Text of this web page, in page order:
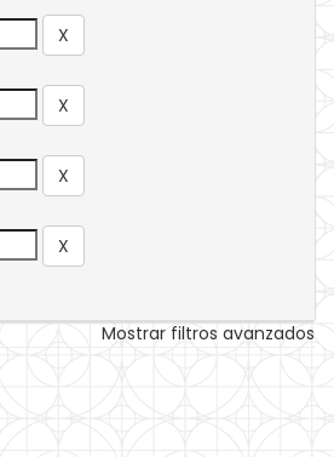
Mostrar filtros avanzados